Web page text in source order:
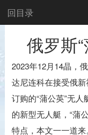
回目录
俄罗斯
2023年12月14晶，
达尼连科在接受俄
订购的“蒲公英”无
的新型无人艇，“蒲
特点，本文一一道来